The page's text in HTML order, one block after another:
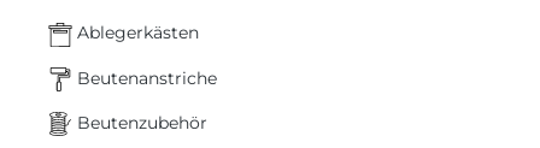
Ablegerkästen
Beutenanstriche
Beutenzubehör